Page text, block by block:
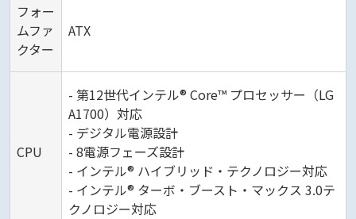
フォー
ムファ
クター
ATX
CPU
- 第12世代インテル® Core™ プロセッサー（LG
A1700）対応
- デジタル電源設計
- 8電源フェーズ設計
- インテル® ハイブリッド・テクノロジー対応
- インテル® ターボ・ブースト・マックス 3.0テ
クノロジー対応